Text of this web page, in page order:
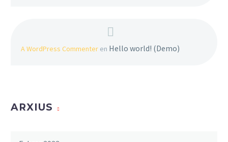
A WordPress Commenter en Hello world! (Demo)
ARXIUS